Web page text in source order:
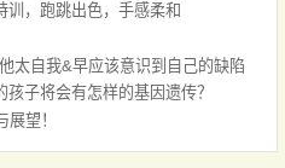
训，跑跳出色，手感柔和
太自我&早应该意识到自己的缺陷
子将会有怎样的基因遗传？
望！